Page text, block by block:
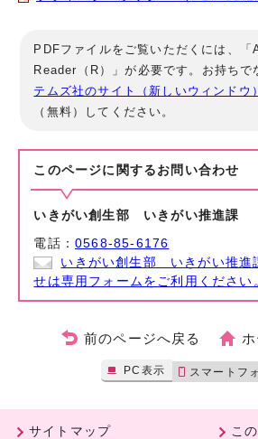
PDFファイルをご覧いただくには、「
Reader（R）」が必要です。お持ちで
テムズ社のサイト（新しいウィンドウ
（無料）してください。
このページに関する お問い合わせ
いきがい創生部 いきがい推進課
電話：0568-85-6176
いきがい創生部 いきがい推進
せは専用フォームをご利用ください
前のページへ戻る
PC表示 スマートフ
サイトマップ
こ